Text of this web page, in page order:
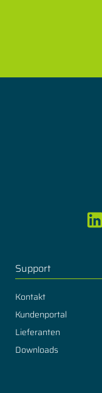
Support
Kontakt
Kundenportal
Lieferanten
Downloads